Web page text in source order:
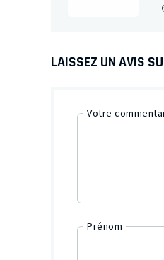
LAISSEZ UN AVIS
Votre
Prénom